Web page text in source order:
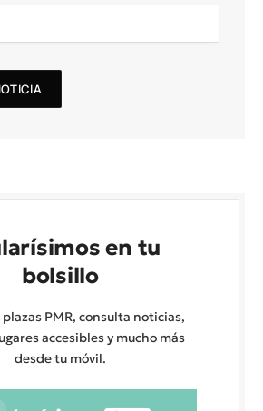
en tu
bolsillo
PMR, consulta noticias,
accesibles y mucho más
desde tu móvil.